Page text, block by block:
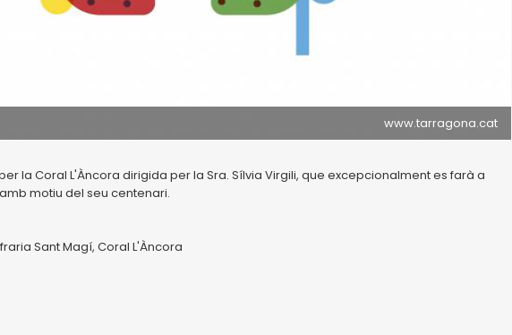
www.tarragona.cat
la Coral L'Àncora dirigida per la Sra. Sílvia Virgili, que excepcionalment es farà a
motiu del seu centenari.
Sant Magí, Coral L'Àncora